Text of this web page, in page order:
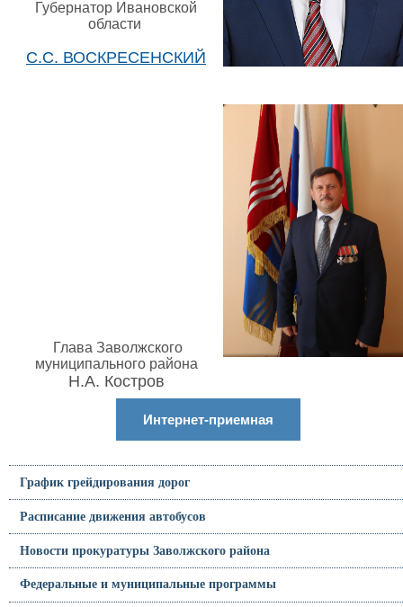
Губернатор Ивановской
области
С.С. ВОСКРЕСЕНСКИЙ
Глава Заволжского
муниципального района
Н.А. Костров
Интернет-приемная
График грейдирования дорог
Расписание движения автобусов
Новости прокуратуры Заволжского района
Федеральные и муниципальные программы